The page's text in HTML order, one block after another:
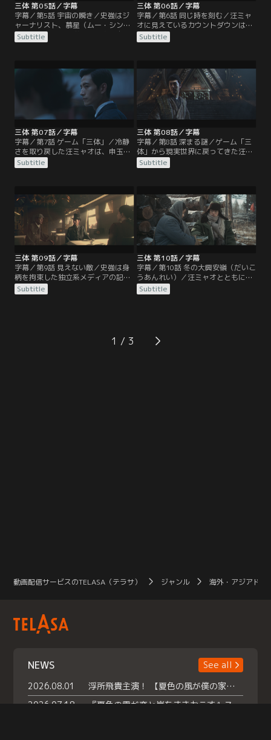
三体 第05話／字幕
字幕／第5話 宇宙の瞬き／史強はジ
ャーナリスト、慕星（ムー・シン）
の接触を受け、科学者の相次ぐ自殺
について調査協力を提案される。一
観測基地の沙瑞山（シャー・ルイシ
ャン）を訪ねていた。だが、沙瑞山
はそんな事象は不可能だと信じよう
としない。予言された午前1時、モ
ニターは赤い波形を示す。
Subtitle
三体 第06話／字幕
字幕／第6話 同じ時を刻む／汪ミャ
オに見えているカウントダウンは申
玉菲と何か関係があると踏んだ史強
は、科学境界（フロンティア）に潜
いと認識を改めていた汪ミャオは難
色を示す。史強は、立て続けに起き
る不可解な出来事に混乱している汪
ミャオの不安を和らげるため、カウ
ントダウンする時計を…。
Subtitle
三体 第07話／字幕
字幕／第7話 ゲーム「三体」／冷静
さを取り戻した汪ミャオは、申玉菲
にカウントダウン現象の種を分析し
てみせる。改めて農場主の正体を尋
る”としか答えない。その後、汪ミ
ャオは申玉菲からあるウェブサイト
が書かれた紙を渡され、農場主の世
界を自分の目で確かめるよう促され
る。
Subtitle
三体 第08話／字幕
字幕／第8話 深まる謎／ゲーム「三
体」から現実世界に戻ってきた汪ミ
ャオと史強は“有能な助手”徐冰冰と
共に「三体」世界を検証。ゲームの
りにリアルなことに違和感を抱き、
制作会社に注目する。その一方で、
科学者の自殺はいまだに続いてい
た。
Subtitle
三体 第09話／字幕
字幕／第9話 見えない敵／史強は身
柄を拘束した独立系メディアの記
者、慕星（ムー・シン）から、ある
動画を入手。それは常偉思が下した
下での情報漏洩に、常偉思と史強は
驚きを隠せない。同様の不可解な情
Subtitle
三体 第10話／字幕
字幕／第10話 冬の大興安嶺（だいこ
うあんれい）／汪ミャオとともに申
玉菲の元を訪ねた史強は、楊冬の死
が問題解決の鍵を握っていることを
に。一方、常偉思も独自のルートで
宇宙の瞬きについて調べを進め、史
Subtitle
1
動画配信サービスのTELASA（テラサ） ジャンル 海外・アジアドラ
NEWS
See all
2026.08.01
浮所飛貴主演！ 【夏色の風が僕の家にやってきた】 本日よりテラサで独占配信スタート！
2026.07.18
『夏色の雲が恋と嵐をまきおこす』スペシャルメイキング 【Part1】2026年７月18日（土）23時30分～配信スタート！話題のシーンの裏側を大公開！豪華キャスト大集合！ 『武宮家 真夏の家族会議』開催！